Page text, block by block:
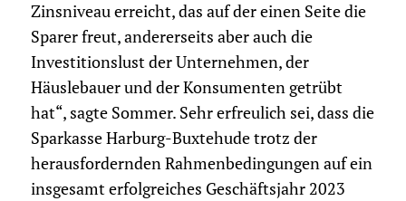
Zinsniveau erreicht, das auf der einen Seite die
Sparer freut, andererseits aber auch die
Investitionslust der Unternehmen, der
Häuslebauer und der Konsumenten getrübt
hat“, sagte Sommer. Sehr erfreulich sei, dass die
Sparkasse Harburg-Buxtehude trotz der
herausfordernden Rahmenbedingungen auf ein
insgesamt erfolgreiches Geschäftsjahr 2023